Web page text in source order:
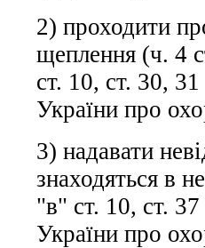
2) проходити
щеплення (ч. 4
ст. 10, ст. 30,
України про
3) надавати
знаходяться в
"в" ст. 10, ст.
України про